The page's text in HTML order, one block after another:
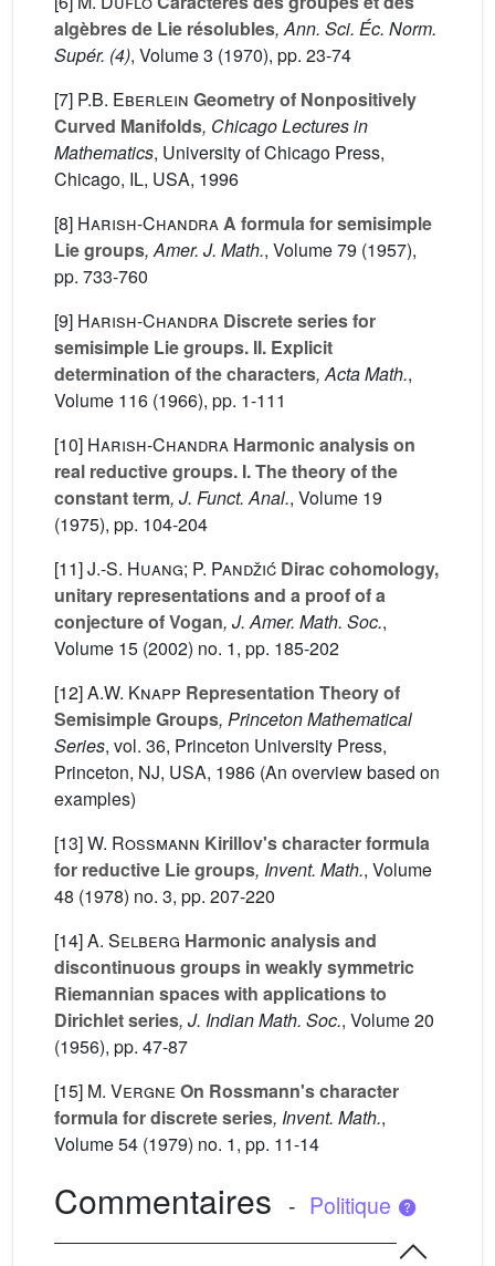
algèbres de Lie résolubles, Ann. Sci. Éc. Norm.
Supér. (4), Volume 3 (1970), pp. 23-74
[7] P.B. Eberlein Geometry of Nonpositively
Curved Manifolds, Chicago Lectures in
Mathematics, University of Chicago Press,
Chicago, IL, USA, 1996
[8] Harish-ChandraA formula for semisimple
Lie groups, Amer. J. Math., Volume 79 (1957),
pp. 733-760
[9] Harish-Chandra Discrete series for
semisimple Lie groups. II. Explicit
determination of the characters, Acta Math.,
Volume 116 (1966), pp. 1-111
[10] Harish-Chandra Harmonic analysis on
real reductive groups. I. The theory of the
constant term, J. Funct. Anal., Volume 19
(1975), pp. 104-204
[11]J.-S. Huang; P. Pandžić Dirac cohomology,
unitary representations and a proof of a
conjecture of Vogan, J. Amer. Math. Soc.,
Volume 15 (2002) no. 1, pp. 185-202
[12]A.W. Knapp Representation Theory of
Semisimple Groups, Princeton Mathematical
Series, vol. 36, Princeton University Press,
Princeton, NJ, USA, 1986 (An overview based on
examples)
[13]W. Rossmann Kirillov's character formula
for reductive Lie groups, Invent. Math., Volume
48 (1978) no. 3, pp. 207-220
[14]A. Selberg Harmonic analysis and
discontinuous groups in weakly symmetric
Riemannian spaces with applications to
Dirichlet series, J. Indian Math. Soc., Volume 20
(1956), pp. 47-87
[15] M. Vergne On Rossmann's character
formula for discrete series, Invent. Math.,
Volume 54 (1979) no. 1, pp. 11-14
Commentaires - Politique